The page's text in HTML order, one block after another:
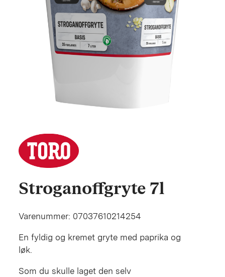
Stroganoffgryte 7l
Varenummer: 07037610214254
En fyldig og kremet gryte med paprika og
løk.
Som du skulle laget den selv